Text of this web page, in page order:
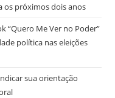
os próximos dois anos
“Quero Me Ver no Poder”
política nas eleições
sua orientação